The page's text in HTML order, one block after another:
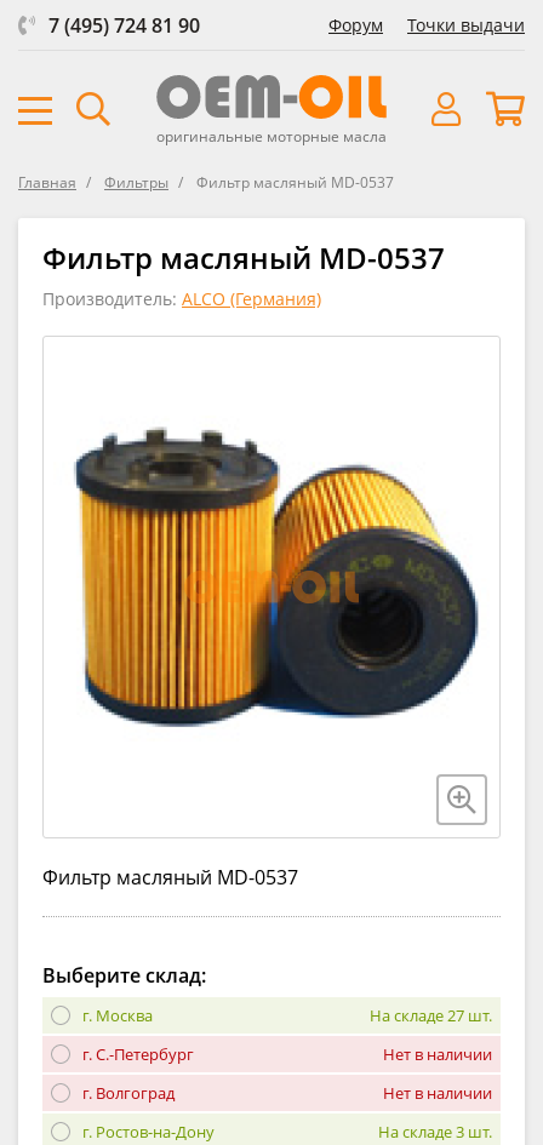
7 (495) 724 81 90 Форум Точки выдачи
оригинальные моторные масла
Главная Фильтры Фильтр масляный MD-0537
Фильтр масляный MD-0537
Производитель: ALCO (Германия)
Фильтр масляный MD-0537
Выберите склад:
г. Москва
На складе 27 шт.
г. С.-Петербург
Нет в наличии
г. Волгоград
Нет в наличии
г. Ростов-на-Дону
На складе 3 шт.